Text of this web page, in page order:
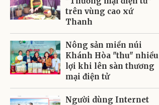
trên vùng cao xứ
Thanh
Nông sản miền núi
Khánh Hòa "thu" nhiều
lợi khi lên sàn thương
mại điện tử
Người dùng Internet